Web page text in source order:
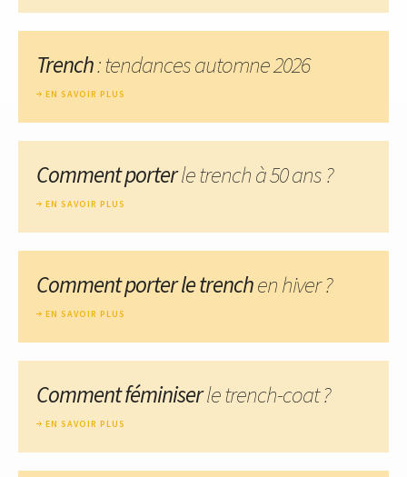
Trench: tendances automne 2026
EN SAVOIR PLUS
Comment porterle trench à 50 ans ?
EN SAVOIR PLUS
Comment porter le trenchen hiver ?
EN SAVOIR PLUS
Comment féminiserle trench-coat ?
EN SAVOIR PLUS